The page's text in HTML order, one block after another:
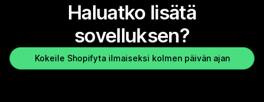
Haluatko lisätä
sovelluksen?
Kokeile Shopifyta ilmaiseksi kolmen päivän ajan